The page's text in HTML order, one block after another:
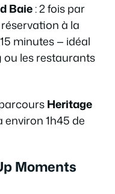
Baie: 2 fois par
à la
minutes — idéal
ou les restaurants
Heritage
environ 1h45 de
Moments